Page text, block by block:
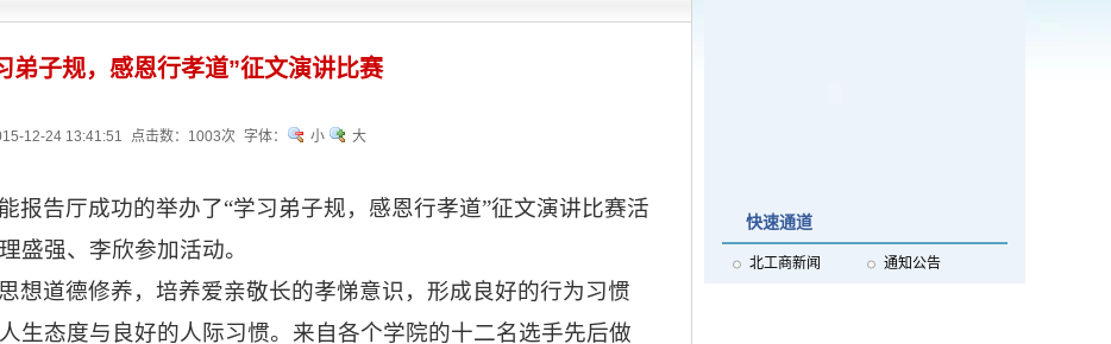
快速通道
北工商新闻 通知公告
弟子规，感恩行孝道”征文演讲比赛
12-24 13:41:51 点击数： 1003次 字体： 小 大
报告厅成功的举办了“学习弟子规， 感恩行孝道”征文演讲比赛活
盛强、李欣参加活动。
想道德修养，培养爱亲敬长的孝悌意识，形成良好的行为习惯
生态度与良好的人际习惯。来自各个学院的十二名选手先后做